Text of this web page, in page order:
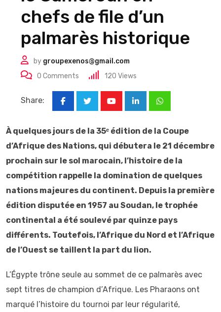
chefs de file d’un
palmarès historique
by groupexenos@gmail.com
0 Comments 120 Views
Share:
LinkedInWhatsapp
À quelques jours de la 35ᵉ édition de la Coupe
d’Afrique des Nations, qui débutera le 21 décembre
prochain sur le sol marocain, l’histoire de la
compétition rappelle la domination de quelques
nations majeures du continent. Depuis la première
édition disputée en 1957 au Soudan, le trophée
continental a été soulevé par quinze pays
différents. Toutefois, l’Afrique du Nord et l’Afrique
de l’Ouest se taillent la part du lion.
L’Égypte trône seule au sommet de ce palmarès avec
sept titres de champion d’Afrique. Les Pharaons ont
marqué l’histoire du tournoi par leur régularité,